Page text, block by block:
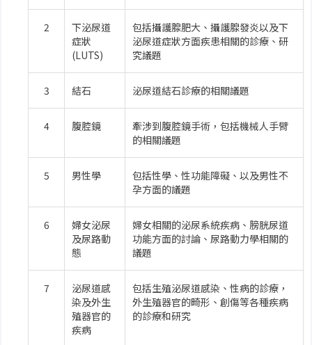
2
下泌尿道
症狀
(LUTS)
包括攝護腺肥大、攝護腺發炎以及下
泌尿道症狀方面疾患相關的診療、研
究議題
3 結石 泌尿道結石診療的相關議題
4 腹腔鏡
牽涉到腹腔鏡手術，包括機械人手臂
的相關議題
5 男性學
包括性學、性功能障礙、以及男性不
孕方面的議題
6
婦女泌尿
及尿路動
態
婦女相關的泌尿系統疾病、膀胱尿道
功能方面的討論、尿路動力學相關的
議題
7
泌尿道感
染及外生
殖器官的
疾病
包括生殖泌尿道感染、性病的診療，
外生殖器官的畸形、創傷等各種疾病
的診療和研究